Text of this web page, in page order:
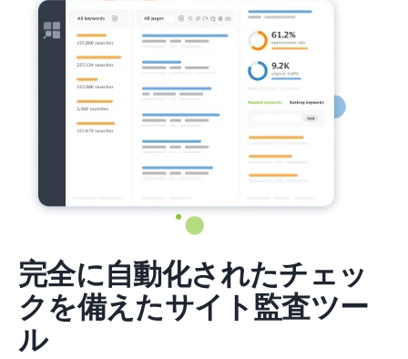
完全に自動化されたチェッ
クを備えたサイト監査ツー
ル